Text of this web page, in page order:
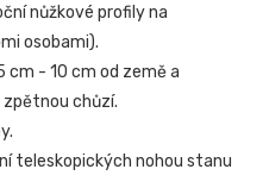
nůžkové profily na
osobami).
- 10 cm od země a
chůzí.
teleskopických nohou stanu